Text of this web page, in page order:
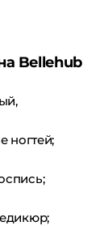
Bellehub
ногтей;